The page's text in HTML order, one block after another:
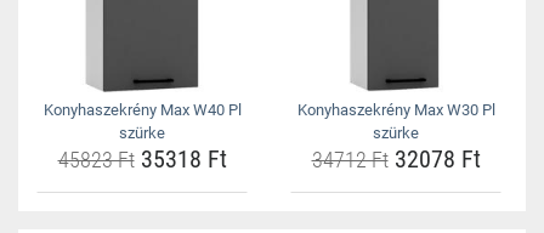
Konyhaszekrény Max W40 Pl
szürke
45823 Ft35318 Ft
Konyhaszekrény Max W30 Pl
szürke
34712 Ft32078 Ft